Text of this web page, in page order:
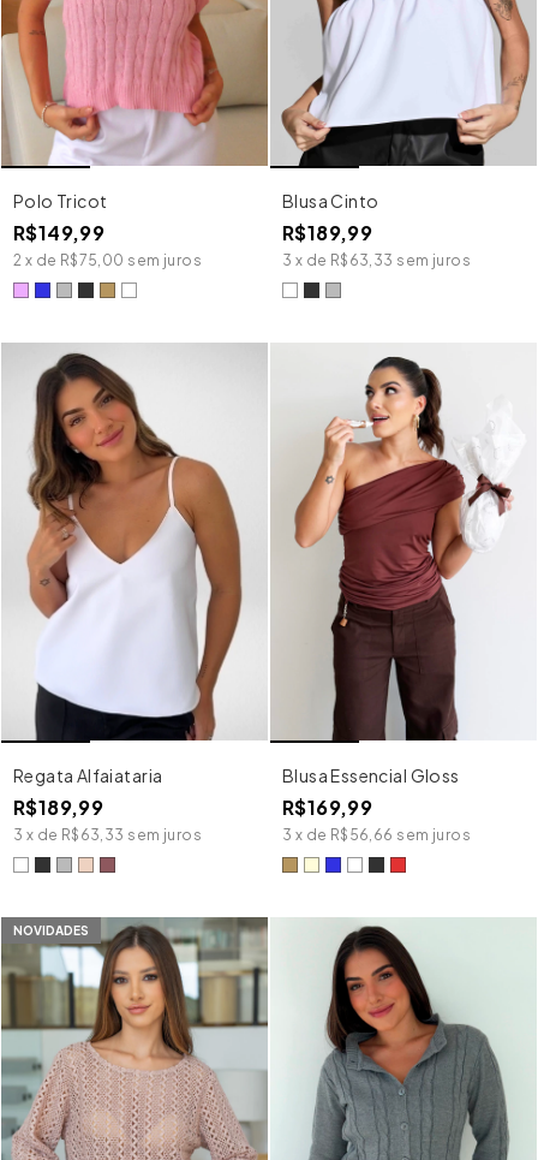
Polo Tricot
R$149,99
2 x de R$75,00 sem juros
Blusa Cinto
R$189,99
3 x de R$63,33 sem juros
Regata Alfaiataria
R$189,99
3 x de R$63,33 sem juros
Blusa Essencial Gloss
R$169,99
3 x de R$56,66 sem juros
NOVIDADES